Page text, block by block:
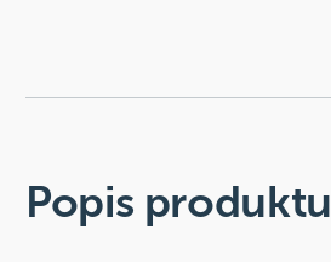
Popis produktu